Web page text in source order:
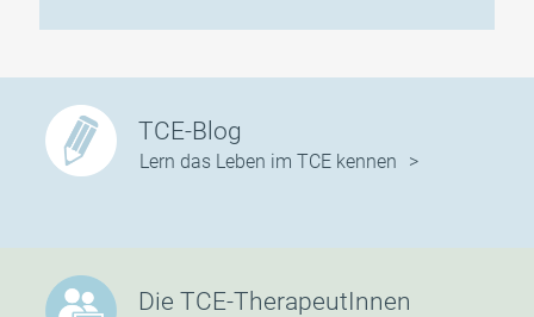
TCE-Blog
Lern das Leben im TCE kennen
Die TCE-TherapeutInnen